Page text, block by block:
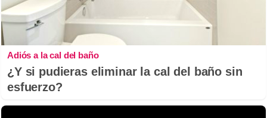
Adiós a la cal del baño
¿Y si pudieras eliminar la cal del baño sin
esfuerzo?